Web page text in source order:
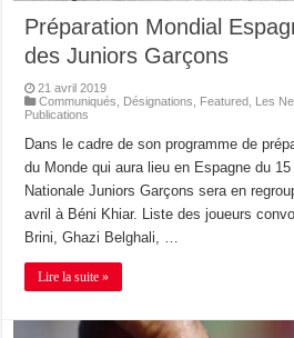
Préparation Mondial
des Juniors Garçons
21 avril 2019
Communiqués
Désignations Featured Les
Publications
Dans le cadre de son programme de
du Monde qui aura lieu en Espagne du
Nationale Juniors Garçons sera en
avril à Béni Khiar. Liste des joueurs
Brini, Ghazi Belghali, …
Lire la suite »